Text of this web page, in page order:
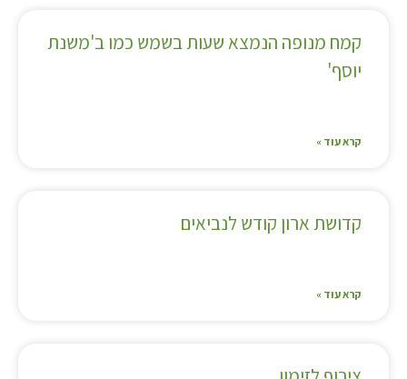
קמח מנופה הנמצא שעות בשמש כמו ב'משנת
יוסף'
קרא עוד »
קדושת ארון קודש לנביאים
קרא עוד »